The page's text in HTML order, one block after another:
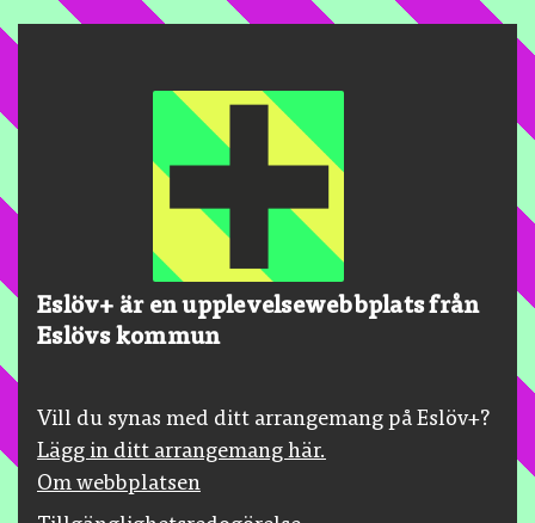
Eslöv+ är en upplevelsewebbplats från
Eslövs kommun
Vill du synas med ditt arrangemang på Eslöv+?
Lägg in ditt arrangemang här.
Om webbplatsen